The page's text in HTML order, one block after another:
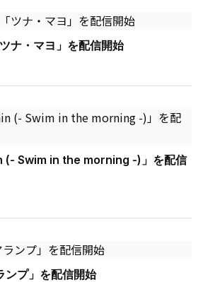
ナ・マヨ」を配信開始
(- Swim in the morning -)」を配信
ンプ」を配信開始